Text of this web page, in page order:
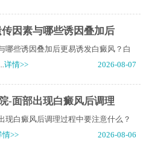
因素与哪些诱因叠加后
哪些诱因叠加后更易诱发白癜风？白
详情>> 2026-08-07
-面部出现白癜风后调理
现白癜风后调理过程中要注意什么？
情>> 2026-08-06